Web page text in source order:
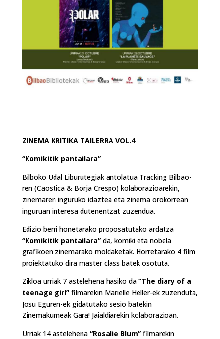
ZINEMA KRITIKA TAILERRA VOL.4
“Komikitik pantailara”
Bilboko Udal Liburutegiak antolatua Tracking Bilbao-
ren (Caostica & Borja Crespo) kolaborazioarekin,
zinemaren inguruko idaztea eta zinema orokorrean
inguruan interesa dutenentzat zuzendua.
Edizio berri honetarako proposatutako ardatza
“Komikitik pantailara”da, komiki eta nobela
grafikoen zinemarako moldaketak. Horretarako 4 film
proiektatuko dira master class batek osotuta.
Zikloa urriak 7 astelehena hasiko da “The diary of a
teenage girl”filmarekin Marielle Heller-ek zuzenduta,
Josu Eguren-ek gidatutako sesio batekin
Zinemakumeak Gara! Jaialdiarekin kolaborazioan.
Urriak 14 astelehena “Rosalie Blum”filmarekin